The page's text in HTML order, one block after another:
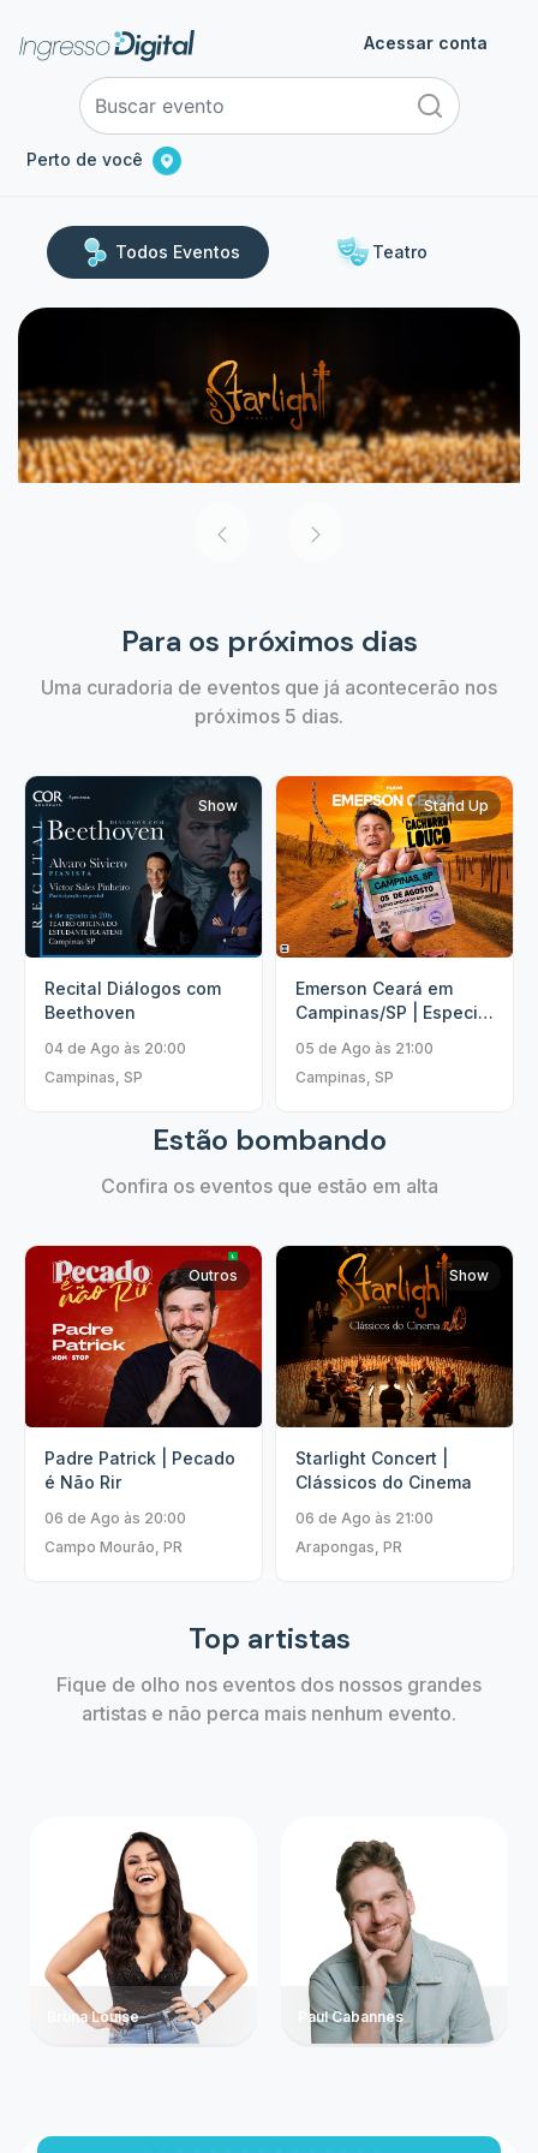
Perto de você
Acessar conta
Todos Eventos Teatro
Para os próximos dias
Uma curadoria de eventos que já acontecerão nos
próximos 5 dias.
Show
Recital Diálogos com
Beethoven
04 de Ago às 20:00
Campinas, SP
Stand Up
Emerson Ceará em
Campinas/SP | Especial
05 de Ago às 21:00
Campinas, SP
Estão bombando
Confira os eventos que estão em alta
Outros
Padre Patrick | Pecado
é Não Rir
06 de Ago às 20:00
Campo Mourão, PR
Show
Starlight Concert |
Clássicos do Cinema
06 de Ago às 21:00
Arapongas, PR
Top artistas
Fique de olho nos eventos dos nossos grandes
artistas e não perca mais nenhum evento.
Bruna Louise Paul Cabannes